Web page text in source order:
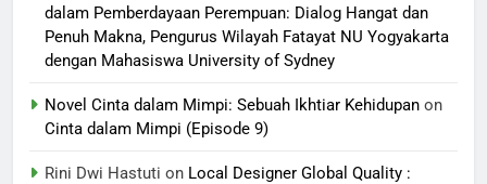
dalam Pemberdayaan Perempuan: Dialog Hangat dan
Penuh Makna, Pengurus Wilayah Fatayat NU Yogyakarta
dengan Mahasiswa University of Sydney
Novel Cinta dalam Mimpi: Sebuah Ikhtiar Kehidupan on
Cinta dalam Mimpi (Episode 9)
Rini Dwi Hastuti on Local Designer Global Quality :